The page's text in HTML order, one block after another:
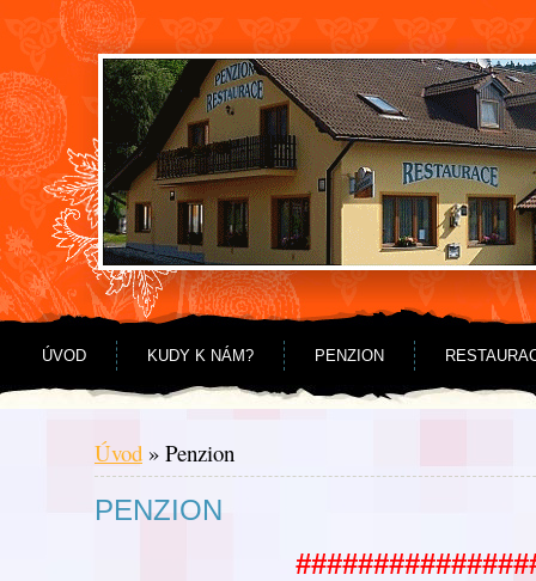
Jdi na obsah
Jdi na menu
ÚVOD KUDY K NÁM? PENZION
Úvod » Penzion
PENZION